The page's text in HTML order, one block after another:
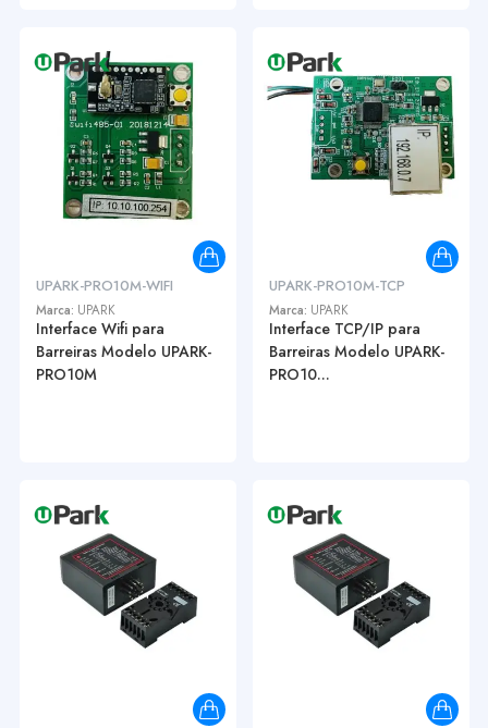
UPARK-PRO10M-WIFI
Marca: UPARK
Interface Wifi para
Barreiras Modelo UPARK-
PRO10M
UPARK-PRO10M-TCP
Marca: UPARK
Interface TCP/IP para
Barreiras Modelo UPARK-
PRO10...